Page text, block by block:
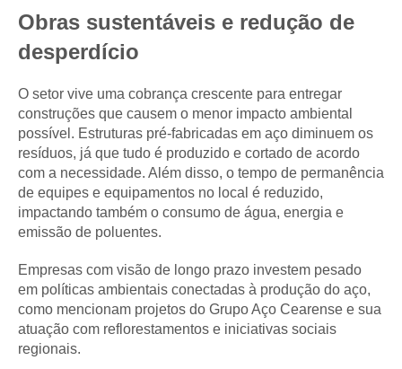
Obras sustentáveis e redução de
desperdício
O setor vive uma cobrança crescente para entregar
construções que causem o menor impacto ambiental
possível. Estruturas pré-fabricadas em aço diminuem os
resíduos, já que tudo é produzido e cortado de acordo
com a necessidade. Além disso, o tempo de permanência
de equipes e equipamentos no local é reduzido,
impactando também o consumo de água, energia e
emissão de poluentes.
Empresas com visão de longo prazo investem pesado
em políticas ambientais conectadas à produção do aço,
como mencionam projetos do Grupo Aço Cearense e sua
atuação com reflorestamentos e iniciativas sociais
regionais.